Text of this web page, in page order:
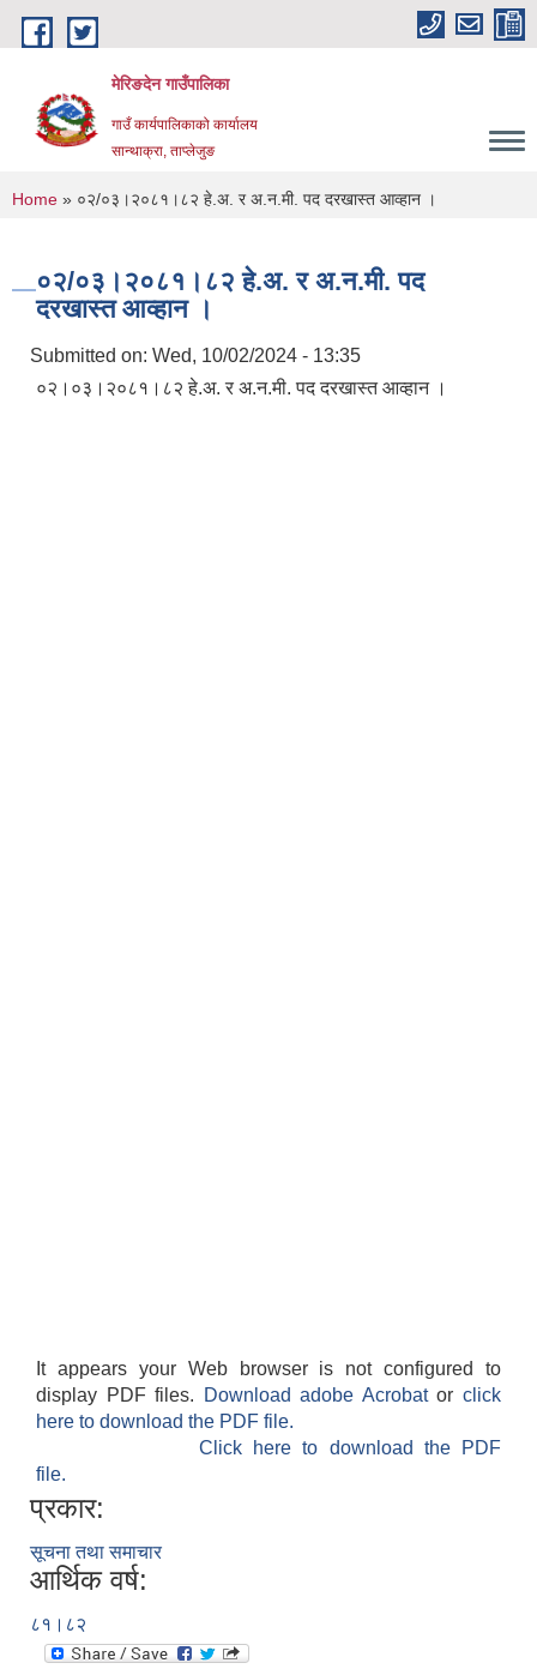
Skip to main content
मेरिङदेन गाउँपालिका
गाउँ कार्यपालिकाको कार्यालय
सान्थाक्रा, ताप्लेजुङ
You are here
Home » ०२/०३।२०८१।८२ हे.अ. र अ.न.मी. पद दरखास्त आव्हान ।
०२/०३।२०८१।८२ हे.अ. र अ.न.मी. पद
दरखास्त आव्हान ।
Submitted on: Wed, 10/02/2024 - 13:35
०२।०३।२०८१।८२ हे.अ. र अ.न.मी. पद दरखास्त आव्हान ।
It appears your Web browser is not configured to
display PDF files.
Download adobe Acrobatorclick
here to download the PDF file.
Click here to download the PDF
file.
प्रकार:
सूचना तथा समाचार
आर्थिक वर्ष:
८१।८२